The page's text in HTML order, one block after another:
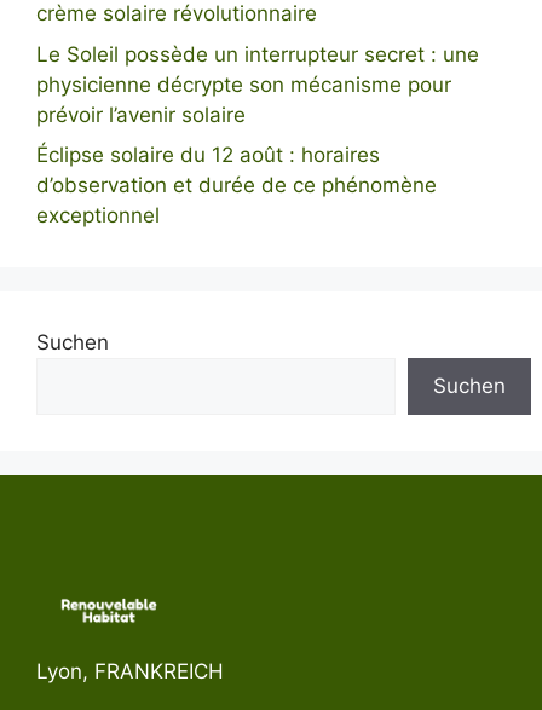
crème solaire révolutionnaire
Le Soleil possède un interrupteur secret : une
physicienne décrypte son mécanisme pour
prévoir l’avenir solaire
Éclipse solaire du 12 août : horaires
d’observation et durée de ce phénomène
exceptionnel
Suchen
Suchen
Lyon, FRANKREICH